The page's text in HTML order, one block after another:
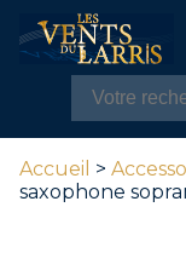
Accueil >
saxophone